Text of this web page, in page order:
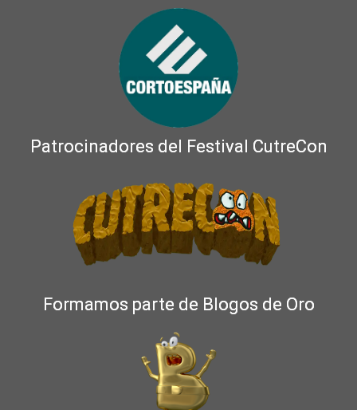
Patrocinadores del Festival CutreCon
Formamos parte de Blogos de Oro